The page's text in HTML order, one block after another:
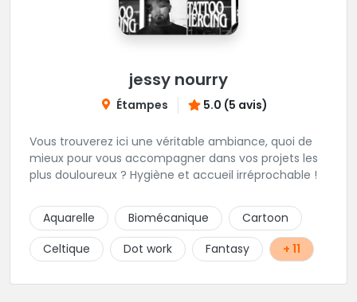
jessy nourry
Étampes 5.0 (5 avis)
Vous trouverez ici une véritable ambiance, quoi de
mieux pour vous accompagner dans vos projets les
plus douloureux ? Hygiène et accueil irréprochable !
Aquarelle Biomécanique
Cartoon
Celtique
Dot work Fantasy + 11